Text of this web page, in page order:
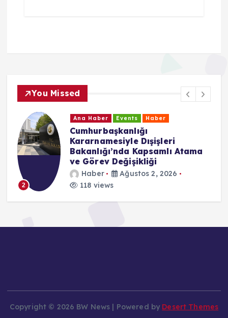
You Missed
2
Ana Haber Events Haber
Cumhurbaşkanlığı
Kararnamesiyle Dışişleri
Bakanlığı’nda Kapsamlı Atama
ve Görev Değişikliği
Haber
Ağustos 2, 2026
118 views
Copyright © 2026 BW News | Powered by Desert Themes